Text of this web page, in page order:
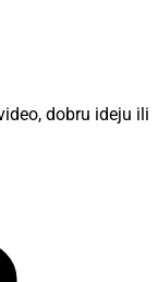
dobru ideju ili